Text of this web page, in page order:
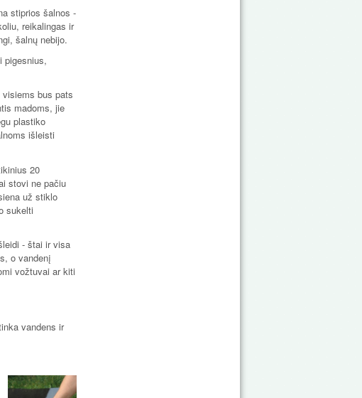
stiprios šalnos -
reikalingas ir
šalnų nebijo.
pigesnius,
bus pats
madoms, jie
plastiko
išleisti
20
stovi ne pačiu
už stiklo
sukelti
- štai ir visa
o vandenį
vožtuvai ar kiti
vandens ir